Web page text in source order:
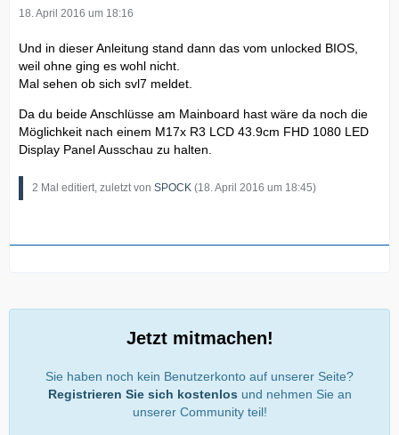
18. April 2016 um 18:16
Und in dieser Anleitung stand dann das vom unlocked BIOS,
weil ohne ging es wohl nicht.
Mal sehen ob sich svl7 meldet.
Da du beide Anschlüsse am Mainboard hast wäre da noch die
Möglichkeit nach einem M17x R3 LCD 43.9cm FHD 1080 LED
Display Panel Ausschau zu halten.
2 Mal editiert, zuletzt von SPOCK (18. April 2016 um 18:45)
Jetzt mitmachen!
Sie haben noch kein Benutzerkonto auf unserer Seite?
Registrieren Sie sich kostenlos und nehmen Sie an
unserer Community teil!